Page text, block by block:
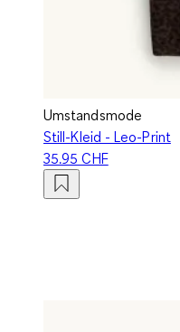
Umstandsmode
Still-Kleid - Leo-Print
35.95 CHF